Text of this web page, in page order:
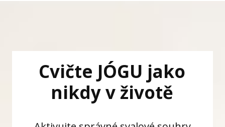
Cvičte JÓGU jako
nikdy v životě